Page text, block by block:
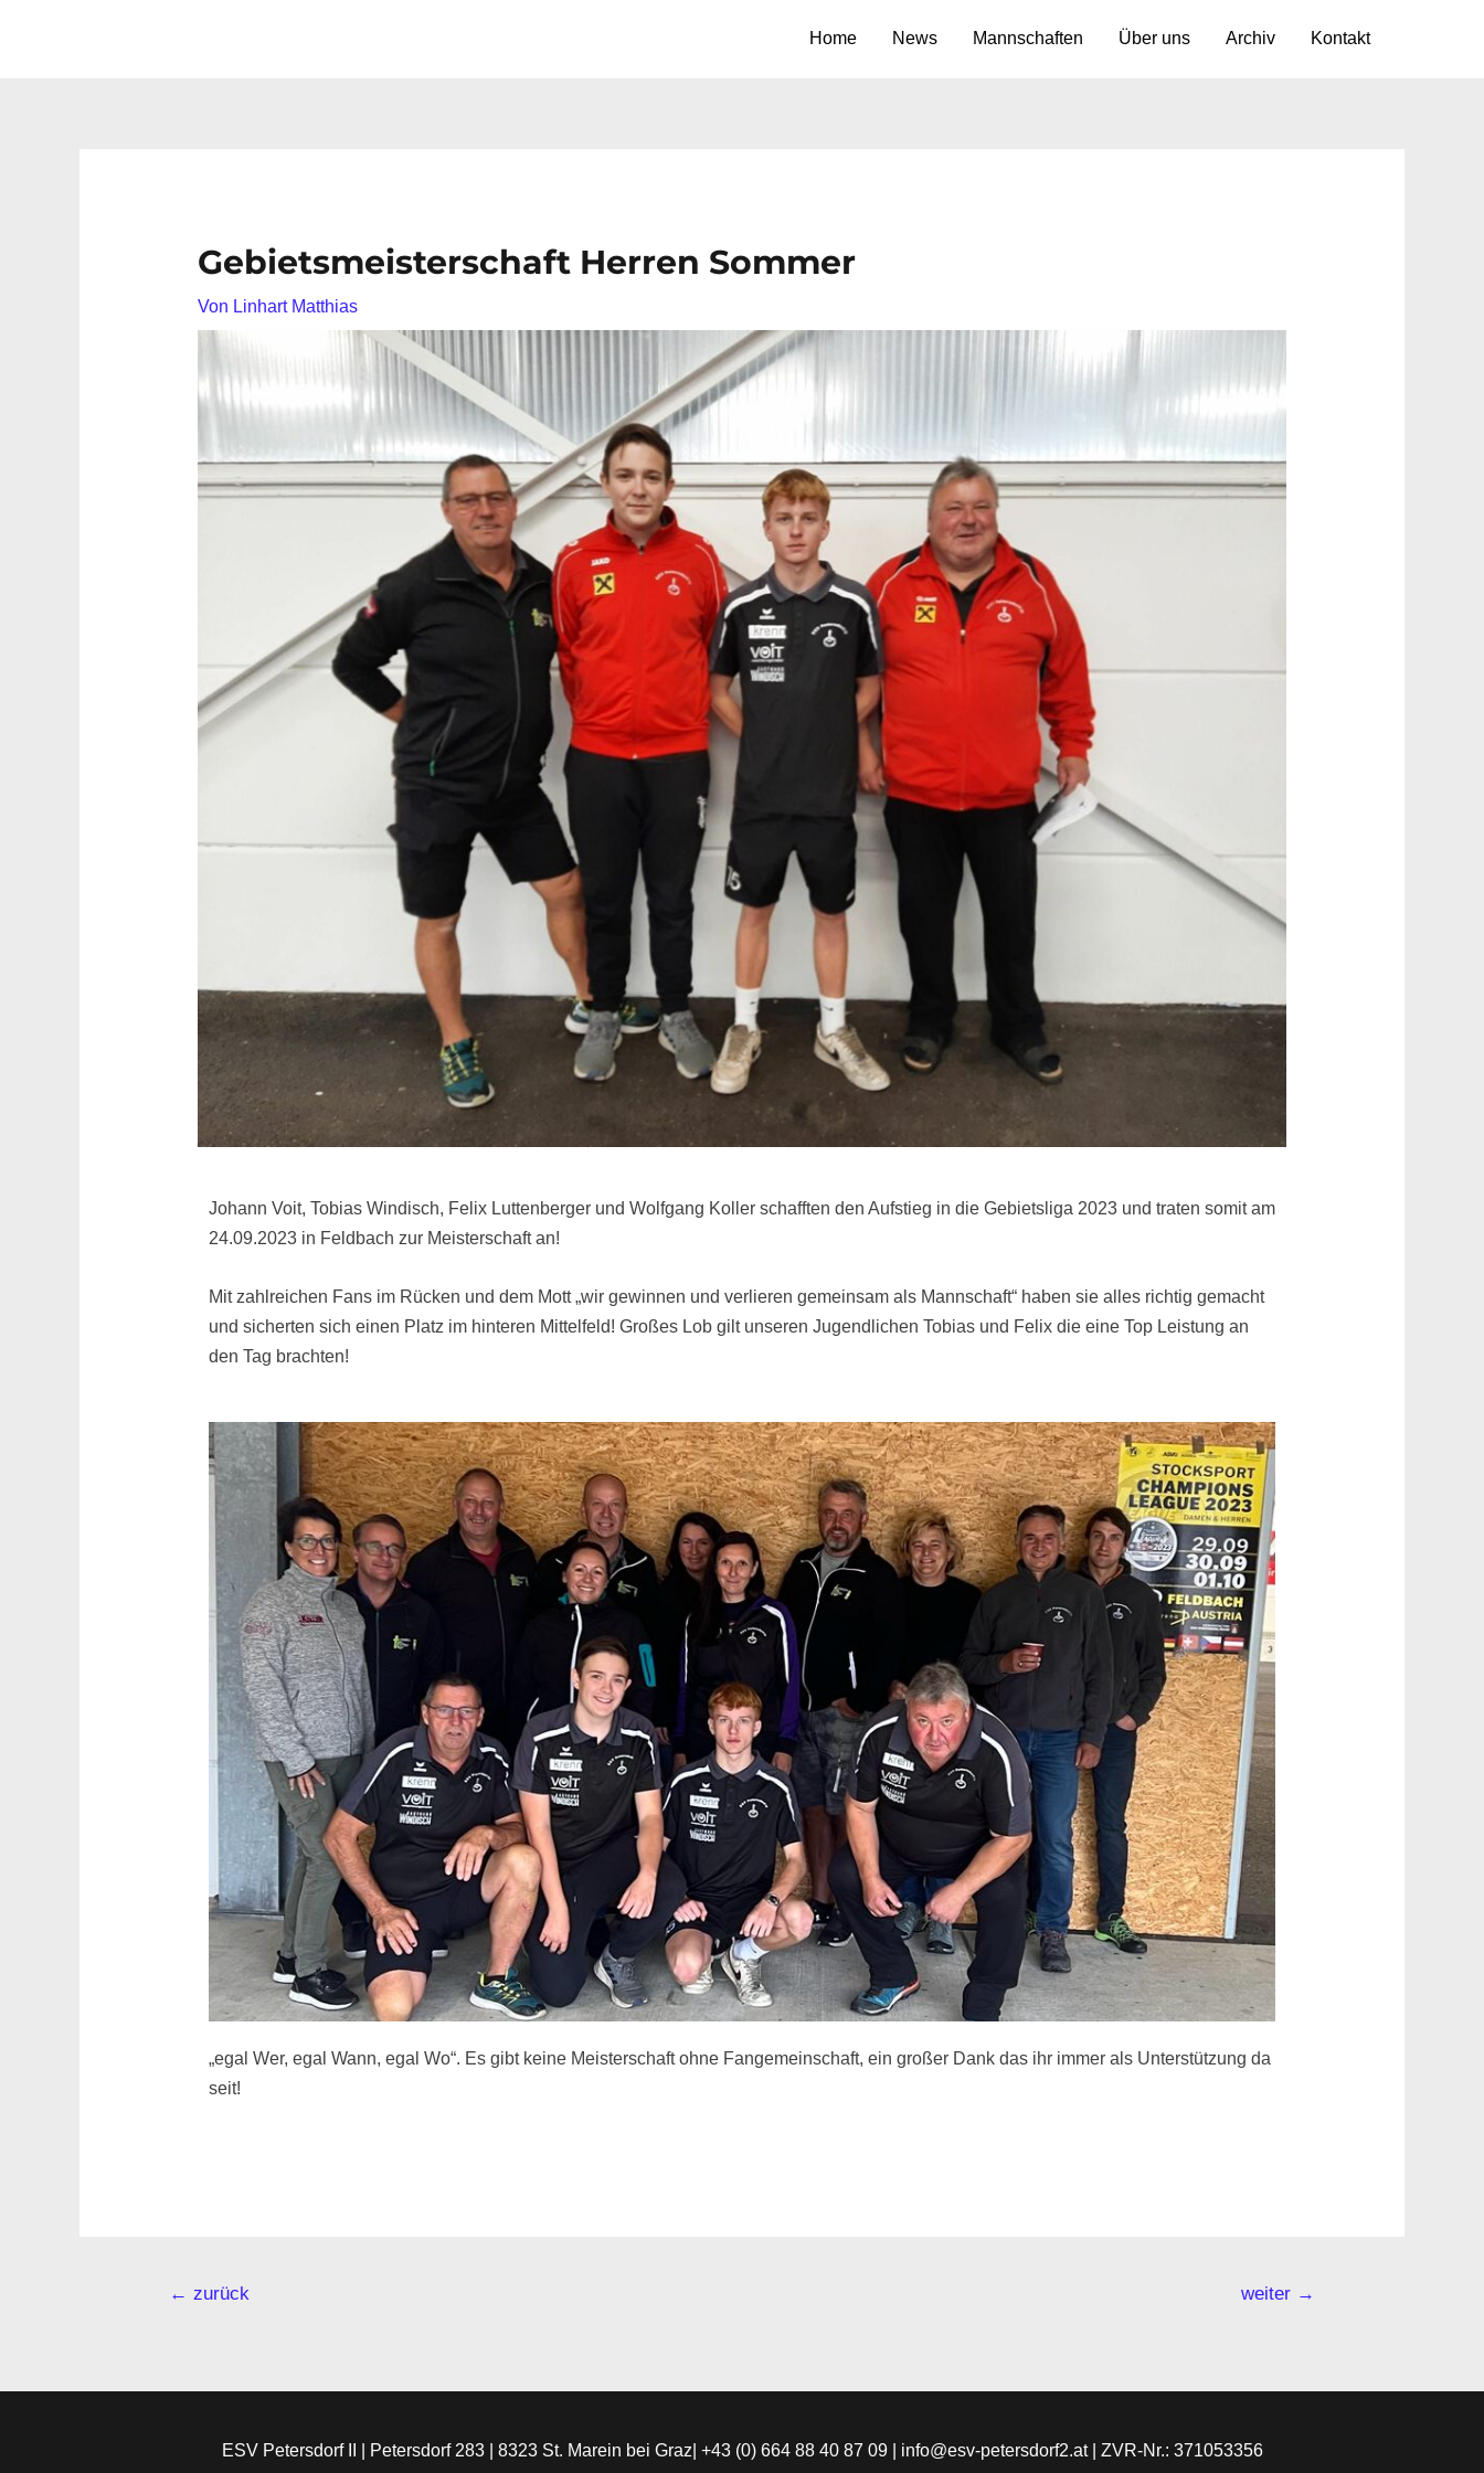
Home News Mannschaften Über uns Archiv Kontakt
Gebietsmeisterschaft Herren Sommer
Von Linhart Matthias
Johann Voit, Tobias Windisch, Felix Luttenberger und Wolfgang Koller schafften den Aufstieg in die Gebietsliga 2023 und traten somit am
24.09.2023 in Feldbach zur Meisterschaft an!
Mit zahlreichen Fans im Rücken und dem Mott „wir gewinnen und verlieren gemeinsam als Mannschaft“ haben sie alles richtig gemacht
und sicherten sich einen Platz im hinteren Mittelfeld! Großes Lob gilt unseren Jugendlichen Tobias und Felix die eine Top Leistung an
den Tag brachten!
„egal Wer, egal Wann, egal Wo“. Es gibt keine Meisterschaft ohne Fangemeinschaft, ein großer Dank das ihr immer als Unterstützung da
seit!
← zurück weiter →
ESV Petersdorf II | Petersdorf 283 | 8323 St. Marein bei Graz| +43 (0) 664 88 40 87 09 | info@esv-petersdorf2.at | ZVR-Nr.: 371053356